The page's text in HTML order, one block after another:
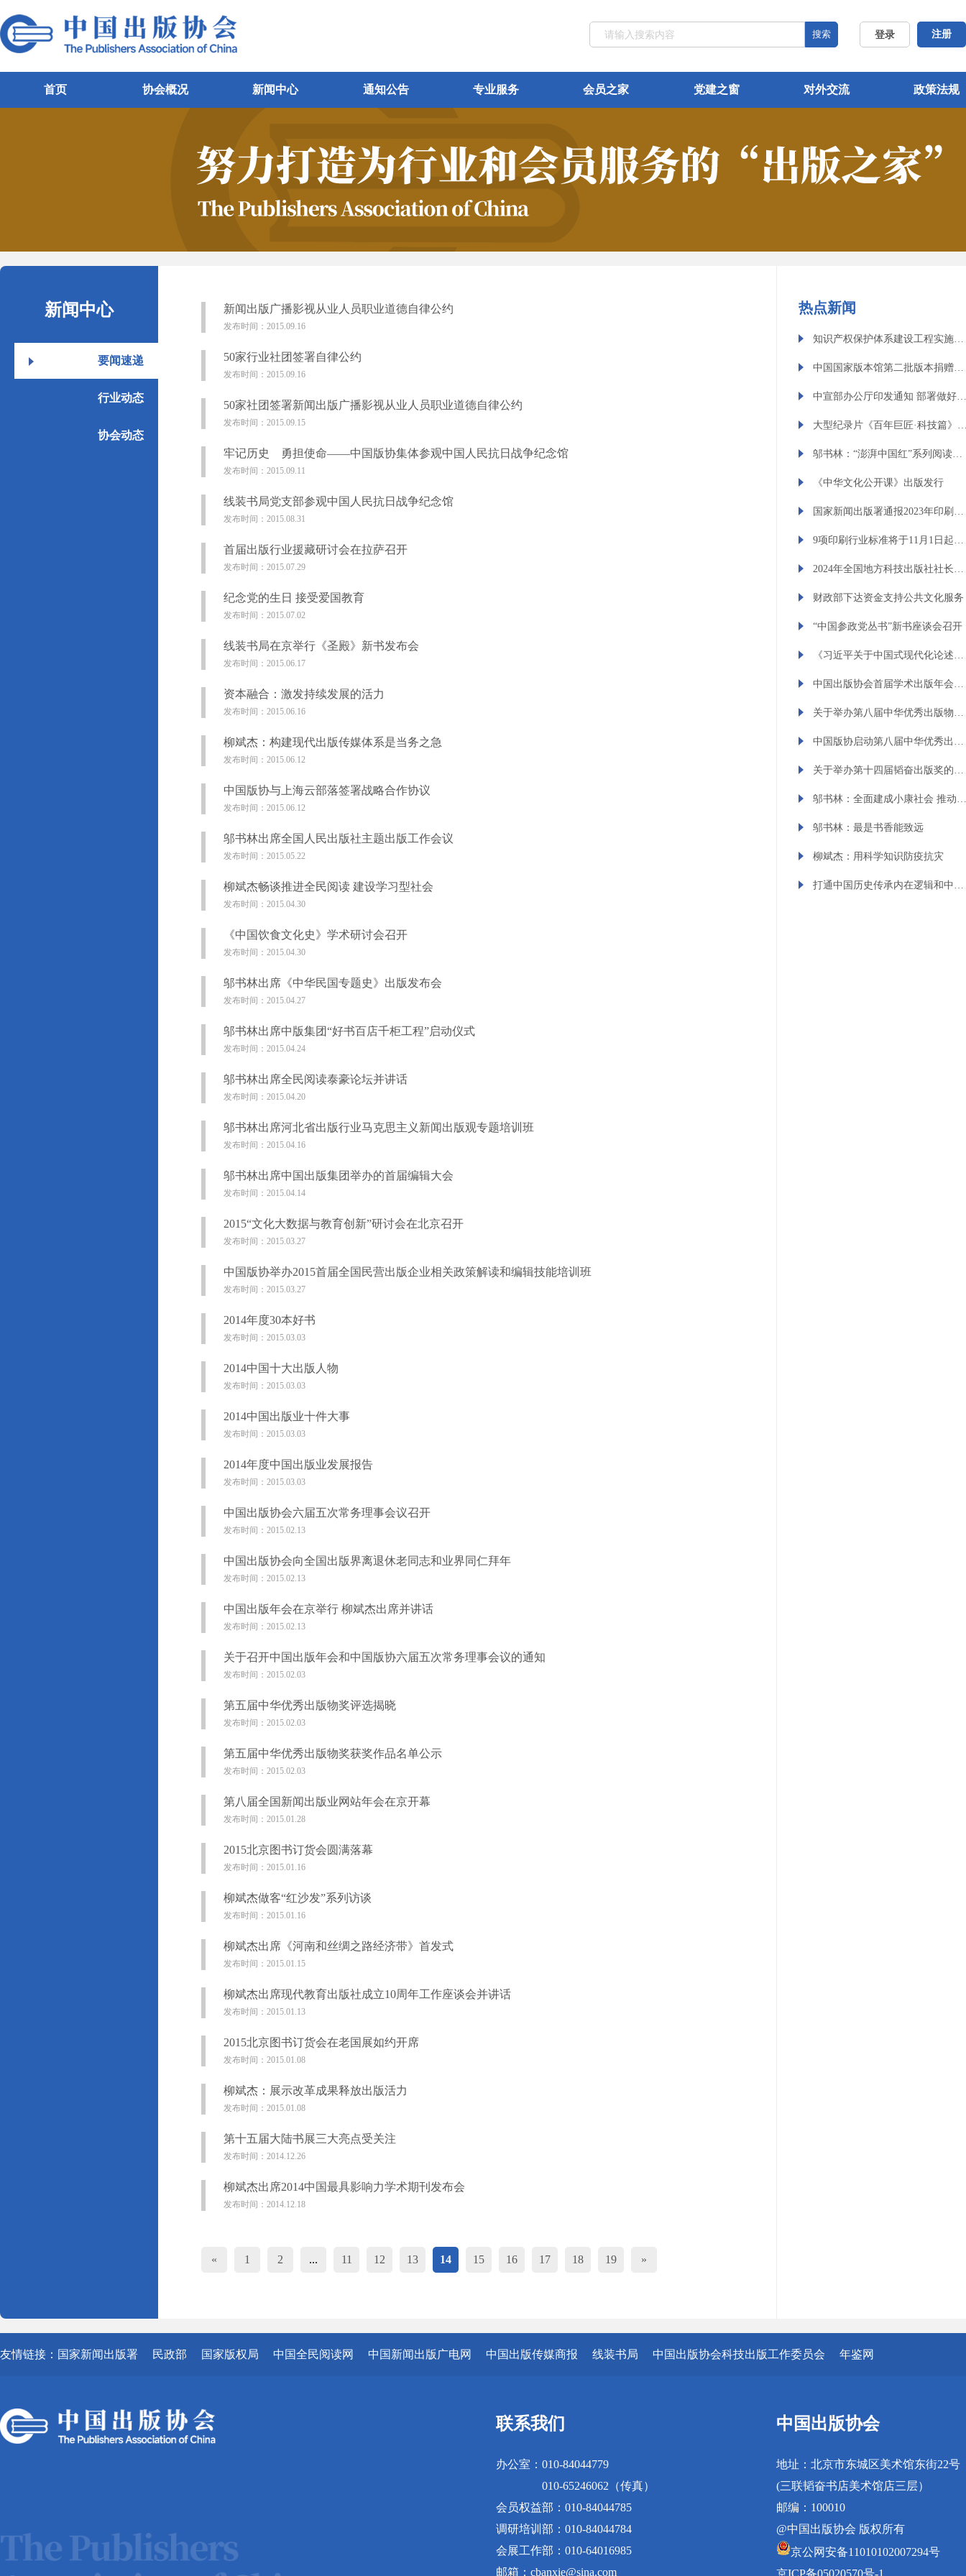
登录 注册
搜索
首页 协会概况 新闻中心 通知公告 专业服务 会员之家 党建之窗 对外交流 政策法规
新闻中心
要闻速递
行业动态
协会动态
新闻出版广播影视从业人员职业道德自律公约
发布时间：2015.09.16
50家行业社团签署自律公约
发布时间：2015.09.16
50家社团签署新闻出版广播影视从业人员职业道德自律公约
发布时间：2015.09.15
牢记历史 勇担使命——中国版协集体参观中国人民抗日战争纪念馆
发布时间：2015.09.11
线装书局党支部参观中国人民抗日战争纪念馆
发布时间：2015.08.31
首届出版行业援藏研讨会在拉萨召开
发布时间：2015.07.29
纪念党的生日 接受爱国教育
发布时间：2015.07.02
线装书局在京举行《圣殿》新书发布会
发布时间：2015.06.17
资本融合：激发持续发展的活力
发布时间：2015.06.16
柳斌杰：构建现代出版传媒体系是当务之急
发布时间：2015.06.12
中国版协与上海云部落签署战略合作协议
发布时间：2015.06.12
邬书林出席全国人民出版社主题出版工作会议
发布时间：2015.05.22
柳斌杰畅谈推进全民阅读 建设学习型社会
发布时间：2015.04.30
《中国饮食文化史》学术研讨会召开
发布时间：2015.04.30
邬书林出席《中华民国专题史》出版发布会
发布时间：2015.04.27
邬书林出席中版集团“好书百店千柜工程”启动仪式
发布时间：2015.04.24
邬书林出席全民阅读泰豪论坛并讲话
发布时间：2015.04.20
邬书林出席河北省出版行业马克思主义新闻出版观专题培训班
发布时间：2015.04.16
邬书林出席中国出版集团举办的首届编辑大会
发布时间：2015.04.14
2015“文化大数据与教育创新”研讨会在北京召开
发布时间：2015.03.27
中国版协举办2015首届全国民营出版企业相关政策解读和编辑技能培训班
发布时间：2015.03.27
2014年度30本好书
发布时间：2015.03.03
2014中国十大出版人物
发布时间：2015.03.03
2014中国出版业十件大事
发布时间：2015.03.03
2014年度中国出版业发展报告
发布时间：2015.03.03
中国出版协会六届五次常务理事会议召开
发布时间：2015.02.13
中国出版协会向全国出版界离退休老同志和业界同仁拜年
发布时间：2015.02.13
中国出版年会在京举行 柳斌杰出席并讲话
发布时间：2015.02.13
关于召开中国出版年会和中国版协六届五次常务理事会议的通知
发布时间：2015.02.03
第五届中华优秀出版物奖评选揭晓
发布时间：2015.02.03
第五届中华优秀出版物奖获奖作品名单公示
发布时间：2015.02.03
第八届全国新闻出版业网站年会在京开幕
发布时间：2015.01.28
2015北京图书订货会圆满落幕
发布时间：2015.01.16
柳斌杰做客“红沙发”系列访谈
发布时间：2015.01.16
柳斌杰出席《河南和丝绸之路经济带》首发式
发布时间：2015.01.15
柳斌杰出席现代教育出版社成立10周年工作座谈会并讲话
发布时间：2015.01.13
2015北京图书订货会在老国展如约开席
发布时间：2015.01.08
柳斌杰：展示改革成果释放出版活力
发布时间：2015.01.08
第十五届大陆书展三大亮点受关注
发布时间：2014.12.26
柳斌杰出席2014中国最具影响力学术期刊发布会
发布时间：2014.12.18
« 1 2 ... 11 12 13 14 15 16 17 18 19 »
热点新闻
知识产权保护体系建设工程实施方案印发
中国国家版本馆第二批版本捐赠入藏大会在京举行 李书磊出席并讲话
中宣部办公厅印发通知 部署做好2024年主题出版工作
大型纪录片《百年巨匠·科技篇》首播暨图书出版启动
邬书林：“澎湃中国红”系列阅读活动将成为推进红色阅读的重要平台
《中华文化公开课》出版发行
国家新闻出版署通报2023年印刷复制质检情况
9项印刷行业标准将于11月1日起实施
2024年全国地方科技出版社社长年会在湖北宜昌召开 以出版赋能科技创新发展
财政部下达资金支持公共文化服务
“中国参政党丛书”新书座谈会召开
《习近平关于中国式现代化论述摘编》法文版出版发行
中国出版协会首届学术出版年会（2023）征稿启事
关于举办第八届中华优秀出版物奖的通知
中国版协启动第八届中华优秀出版物奖评选
关于举办第十四届韬奋出版奖的通知
邬书林：全面建成小康社会 推动出版强国建设
邬书林：最是书香能致远
柳斌杰：用科学知识防疫抗灾
打通中国历史传承内在逻辑和中华文化血脉的关键点
友情链接： 国家新闻出版署 民政部 国家版权局 中国全民阅读网 中国新闻出版广电网 中国出版传媒商报 线装书局 中国出版协会科技出版工作委员会 年鉴网
联系我们
办公室：010-84044779
010-65246062（传真）
会员权益部：010-84044785
调研培训部：010-84044784
会展工作部：010-64016985
邮箱：cbanxie@sina.com
中国出版协会
地址：北京市东城区美术馆东街22号
(三联韬奋书店美术馆店三层）
邮编：100010
@中国出版协会 版权所有
京公网安备11010102007294号
京ICP备05020570号-1